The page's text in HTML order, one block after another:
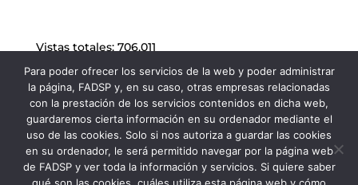
Vistas totales: 706.011
Para poder ofrecer los servicios de la web y poder administrar
la página, FADSP y, en su caso, otras empresas relacionadas
con la prestación de los servicios contenidos en dicha web,
guardaremos cierta información en su ordenador mediante el
uso de las cookies. Solo si nos autoriza a guardar las cookies
en su ordenador, le será permitido navegar por la página web
de FADSP y ver toda la información y servicios. Si quiere saber